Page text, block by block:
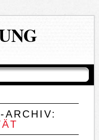
ARCHIV: